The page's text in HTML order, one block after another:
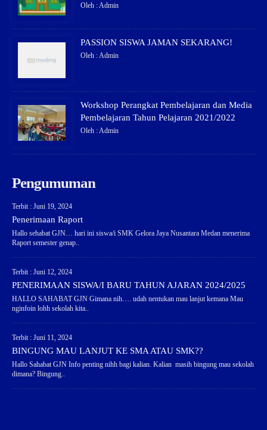
Oleh : Admin
PASSION SISWA JAMAN SEKARANG!
Oleh : Admin
Workshop Perangkat Pembelajaran dan Media
Pembelajaran Tahun Pelajaran 2021/2022
Oleh : Admin
Pengumuman
Terbit : Juni 19, 2024
Penerimaan Raport
Hallo sehabat GJN… hari ini siswa/i SMK Gelora Jaya Nusantara Medan menerima
Raport semester genap..
Terbit : Juni 12, 2024
PENERIMAAN SISWA/I BARU TAHUN AJARAN 2024/2025
HALLO SAHABAT GJN Gimana nih…. udah nentukan mau lanjut kemana Mau
nginfoin lohh sekolah kita..
Terbit : Juni 11, 2024
BINGUNG MAU LANJUT KE SMA ATAU SMK??
Hallo Sahabat GJN Info penting nihh bagi kalian. Kalian masih bingung mau sekolah
dimana? Bingung..